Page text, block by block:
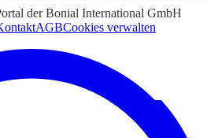
der Bonial International GmbH
AGBCookies verwalten